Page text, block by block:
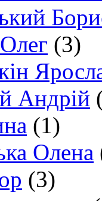
(3)
Андрій
(1)
Олена
(3)